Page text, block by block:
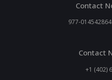
Contact
977-014542864
Contact
+1 (402)